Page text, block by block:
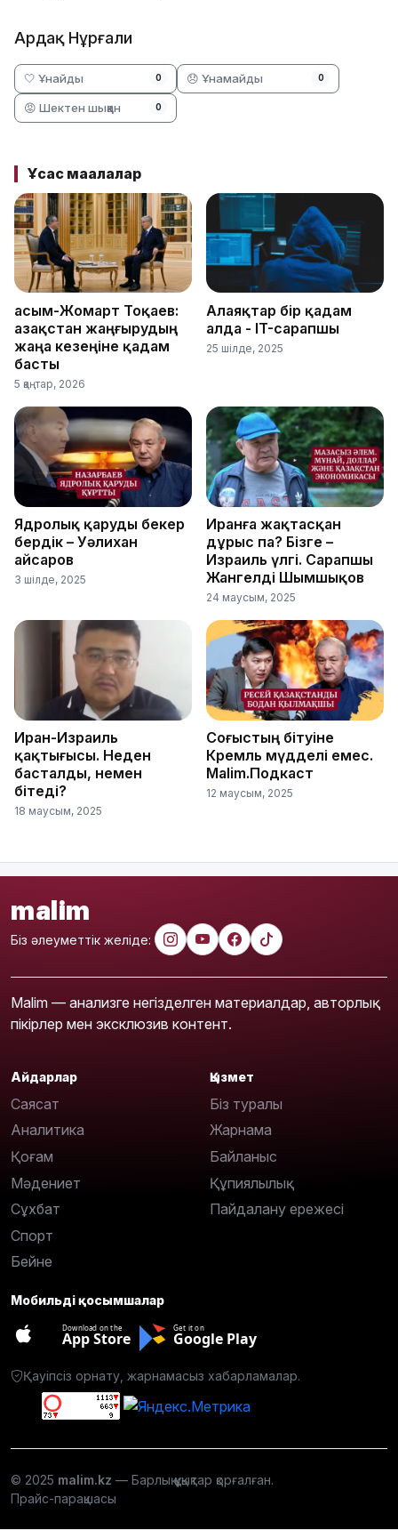
Ардақ Нұрғали
🤍 Ұнайды 0 😞 Ұнамайды 0
😡 Шектен шыққан 0
Ұқсас мақалалар
Қасым-Жомарт Тоқаев:
Қазақстан жаңғырудың
жаңа кезеңіне қадам
басты
5 қаңтар, 2026
Алаяқтар бір қадам
алда - IT-сарапшы
25 шілде, 2025
Ядролық қаруды бекер
бердік – Уәлихан
Қайсаров
3 шілде, 2025
Иранға жақтасқан
дұрыс па? Бізге –
Израиль үлгі. Сарапшы
Жангелді Шымшықов
24 маусым, 2025
Иран-Израиль
қақтығысы. Неден
басталды, немен
бітеді?
18 маусым, 2025
Соғыстың бітуіне
Кремль мүдделі емес.
Malim.Подкаст
12 маусым, 2025
malim
Біз әлеуметтік желіде:
Malim — анализге негізделген материалдар, авторлық
пікірлер мен эксклюзив контент.
Айдарлар
Саясат
Аналитика
Қоғам
Мәдениет
Сұхбат
Спорт
Бейне
Қызмет
Біз туралы
Жарнама
Байланыс
Құпиялылық
Пайдалану ережесі
Мобильді қосымшалар
Download on the
App Store
Get it on
Google Play
Қауіпсіз орнату, жарнамасыз хабарламалар.
© 2025 malim.kz — Барлық құқықтар қорғалған.
Прайс-парақшасы